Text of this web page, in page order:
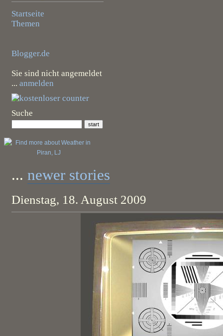
Startseite
Themen
Blogger.de
Sie sind nicht angemeldet
... anmelden
Suche
... newer stories
Dienstag, 18. August 2009